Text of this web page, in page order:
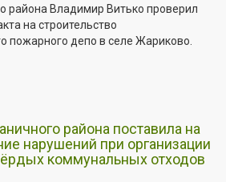
района Владимир Витько проверил
на строительство
пожарного депо в селе Жариково.
района поставила на
нарушений при организации
коммунальных отходов